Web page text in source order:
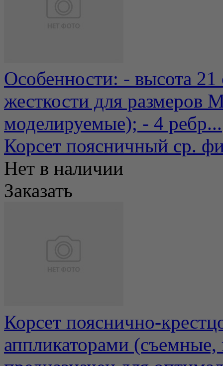
Особенности: - высота
жесткости для
моделируемые); - 4 ребр...
Корсет поясничный ср.
Нет в наличии
Заказать
Корсет пояснично-
аппликаторами (съемные,